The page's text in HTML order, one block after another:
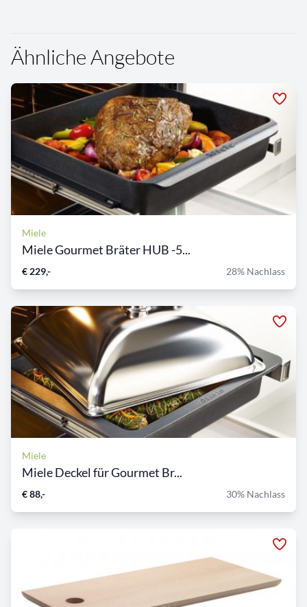
Ähnliche Angebote
Miele
Miele Gourmet Bräter HUB -5...
€ 229,- 28% Nachlass
Miele
Miele Deckel für Gourmet Br...
€ 88,- 30% Nachlass